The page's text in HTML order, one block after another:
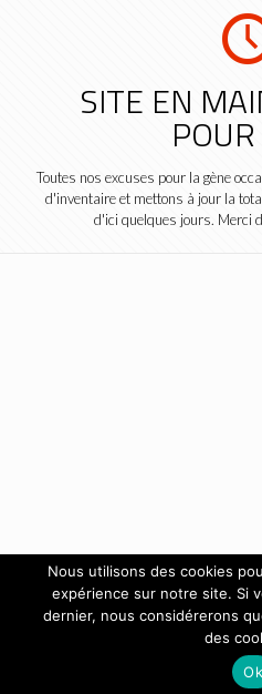
SITE EN
Toutes nos excuses pour la gène
d'inventaire et mettons à jour la
d'ici quelques jours. Merci
Nous utilisons des cookies
expérience sur notre site. Si
dernier, nous considérerons
des
Ok